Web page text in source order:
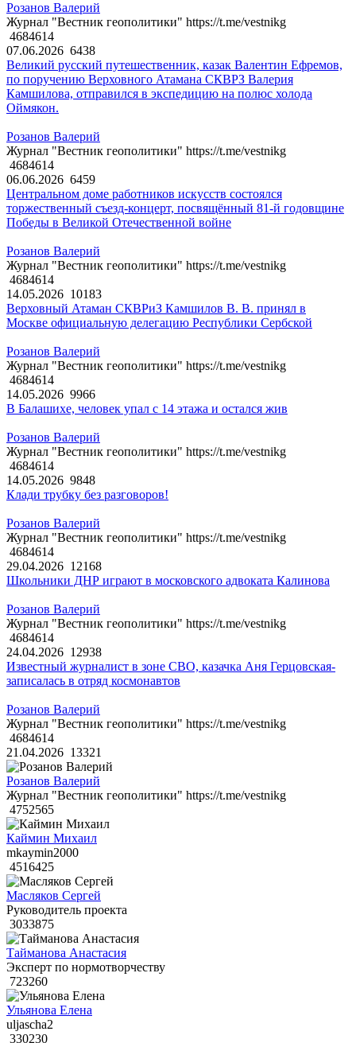
Розанов Валерий
Журнал "Вестник геополитики" https://t.me/vestnikg
4684614
07.06.2026 6438
Великий русский путешественник, казак Валентин Ефремов,
по поручению Верховного Атамана СКВРЗ Валерия
Камшилова, отправился в экспедицию на полюс холода
Оймякон.
Розанов Валерий
Журнал "Вестник геополитики" https://t.me/vestnikg
4684614
06.06.2026 6459
Центральном доме работников искусств состоялся
торжественный съезд-концерт, посвящённый 81-й годовщине
Победы в Великой Отечественной войне
Розанов Валерий
Журнал "Вестник геополитики" https://t.me/vestnikg
4684614
14.05.2026 10183
Верховный Атаман СКВРиЗ Камшилов В. В. принял в
Москве официальную делегацию Республики Сербской
Розанов Валерий
Журнал "Вестник геополитики" https://t.me/vestnikg
4684614
14.05.2026 9966
В Балашихе, человек упал с 14 этажа и остался жив
Розанов Валерий
Журнал "Вестник геополитики" https://t.me/vestnikg
4684614
14.05.2026 9848
Клади трубку без разговоров!
Розанов Валерий
Журнал "Вестник геополитики" https://t.me/vestnikg
4684614
29.04.2026 12168
Школьники ДНР играют в московского адвоката Калинова
Розанов Валерий
Журнал "Вестник геополитики" https://t.me/vestnikg
4684614
24.04.2026 12938
Известный журналист в зоне СВО, казачка Аня Герцовская-
записалась в отряд космонавтов
Розанов Валерий
Журнал "Вестник геополитики" https://t.me/vestnikg
4684614
21.04.2026 13321
Розанов Валерий
Журнал "Вестник геополитики" https://t.me/vestnikg
4752565
Каймин Михаил
mkaymin2000
4516425
Масляков Сергей
Руководитель проекта
3033875
Тайманова Анастасия
Эксперт по нормотворчеству
723260
Ульянова Елена
uljascha2
330230